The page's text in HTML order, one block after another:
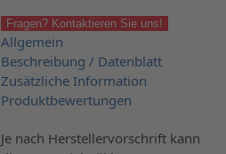
Fragen? Kontaktieren Sie uns!
Allgemein
Beschreibung / Datenblatt
Zusätzliche Information
Produktbewertungen
Je nach Herstellervorschrift kann